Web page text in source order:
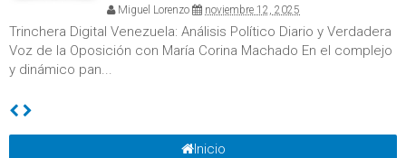
Miguel Lorenzo noviembre 12, 2025
Trinchera Digital Venezuela: Análisis Político Diario y Verdadera
Voz de la Oposición con María Corina Machado En el complejo
y dinámico pan...
Inicio